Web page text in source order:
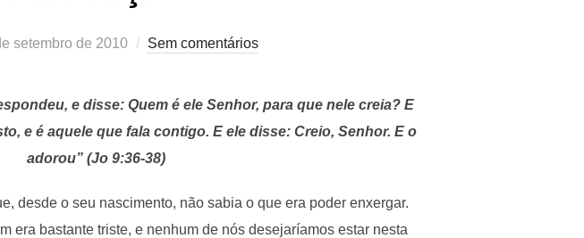
setembro de 2010 Sem comentários
e disse: Quem é ele Senhor, para que nele creia? E
e é aquele que fala contigo. E ele disse: Creio, Senhor. E o
adorou” (Jo 9:36-38)
desde o seu nascimento, não sabia o que era poder enxergar.
era bastante triste, e nenhum de nós desejaríamos estar nesta